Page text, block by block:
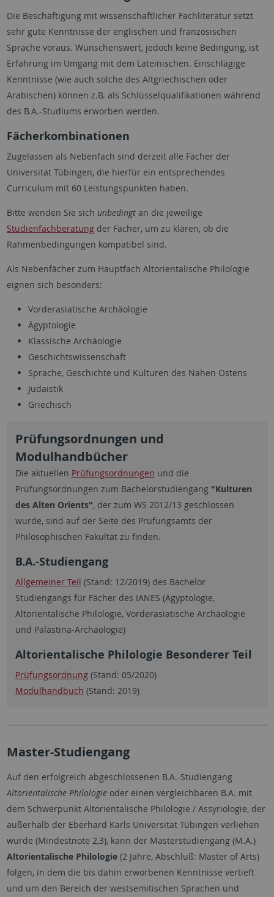
Die Beschäftigung mit wissenschaftlicher Fachliteratur setzt
sehr gute Kenntnisse der englischen und französischen
Sprache voraus. Wünschenswert, jedoch keine Bedingung, ist
Erfahrung im Umgang mit dem Lateinischen. Einschlägige
Kenntnisse (wie auch solche des Altgriechischen oder
Arabischen) können z.B. als Schlüsselqualifikationen während
des B.A.-Studiums erworben werden.
Fächerkombinationen
Zugelassen als Nebenfach sind derzeit alle Fächer der
Universität Tübingen, die hierfür ein entsprechendes
Curriculum mit 60 Leistungspunkten haben.
Bitte wenden Sie sich unbedingtan die jeweilige
Studienfachberatungder Fächer, um zu klären, ob die
Rahmenbedingungen kompatibel sind.
Als Nebenfächer zum Hauptfach Altorientalische Philologie
eignen sich besonders:
Vorderasiatische Archäologie
Ägyptologie
Klassische Archäologie
Geschichtswissenschaft
Sprache, Geschichte und Kulturen des Nahen Ostens
Judaistik
Griechisch
Prüfungsordnungen und
Modulhandbücher
Die aktuellen Prüfungsordnungen und die
Prüfungsordnungen zum Bachelorstudiengang "Kulturen
des Alten Orients", der zum WS 2012/13 geschlossen
wurde, sind auf der Seite des Prüfungsamts der
Philosophischen Fakultät zu finden.
B.A.-Studiengang
Allgemeiner Teil (Stand: 12/2019) des Bachelor
Studiengangs für Fächer des IANES (Ägyptologie,
Altorientalische Philologie, Vorderasiatische Archäologie
und Palästina-Archäologie)
Altorientalische Philologie Besonderer Teil
Prüfungsordnung(Stand: 05/2020)
Modulhandbuch (Stand: 2019)
Master-Studiengang
Auf den erfolgreich abgeschlossenen B.A.-Studiengang
Altorientalische Philologieoder einen vergleichbaren B.A. mit
dem Schwerpunkt Altorientalische Philologie / Assyriologie, der
außerhalb der Eberhard Karls Universität Tübingen verliehen
wurde (Mindestnote 2,3), kann der Masterstudiengang (M.A.)
Altorientalische Philologie(2 Jahre, Abschluß: Master of Arts)
folgen, in dem die bis dahin erworbenen Kenntnisse vertieft
und um den Bereich der westsemitischen Sprachen und